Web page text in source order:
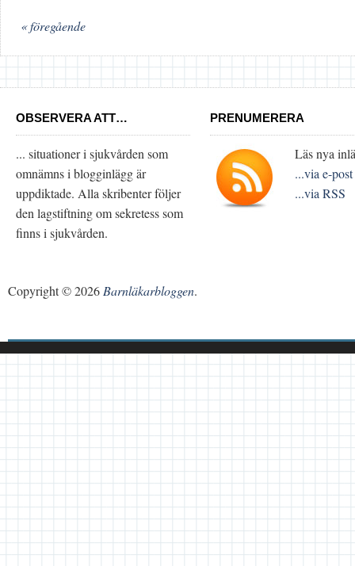
« föregående
OBSERVERA ATT…
... situationer i sjukvården som
omnämns i blogginlägg är
uppdiktade. Alla skribenter följer
den lagstiftning om sekretess som
finns i sjukvården.
PRENUMERERA
Läs nya
...via e-post
...via RSS
Copyright © 2026 Barnläkarbloggen.